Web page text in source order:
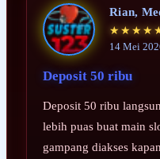
Rian,
14 Mei
Deposit 50 ribu
Deposit 50 ribu
lebih puas buat main
gampang diakses